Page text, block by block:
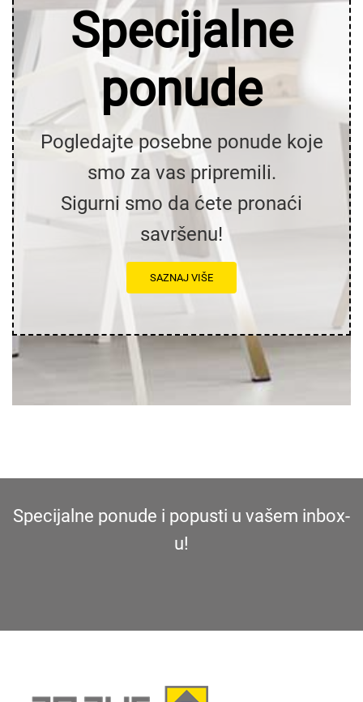
Specijalne
ponude
Pogledajte posebne ponude koje
smo za vas pripremili.
Sigurni smo da ćete pronaći
savršenu!
SAZNAJ VIŠE
Specijalne ponude i popusti u vašem inbox-
u!